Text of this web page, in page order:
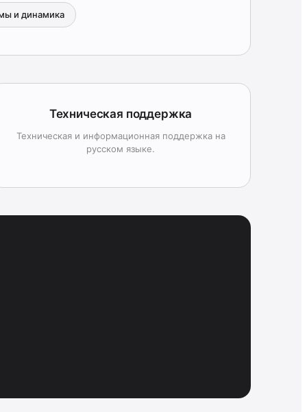
и динамика
Техническая поддержка
Техническая и информационная поддержка на
русском языке.